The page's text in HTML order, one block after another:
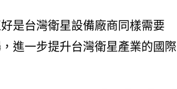
是台灣衛星設備廠商同樣需要
進一步提升台灣衛星產業的國際